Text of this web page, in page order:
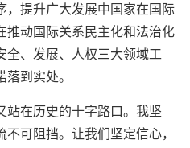
，提升广大发展中国家在国际
推动国际关系民主化和法治化
全、发展、人权三大领域工
到实处。
站在历史的十字路口。我坚
可阻挡。让我们坚定信心，